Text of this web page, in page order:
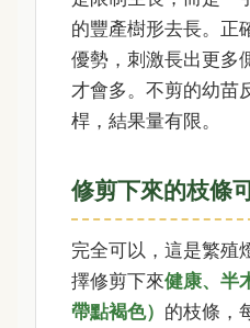
的豐產樹形去長。正
優勢，刺激長出更多
才會多。不剪的幼苗
桿，結果量有限。
修剪下來的枝條
完全可以，這是繁殖
擇修剪下來健康、半
帶點褐色） 的枝條，